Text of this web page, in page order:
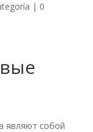
| 0
являют собой